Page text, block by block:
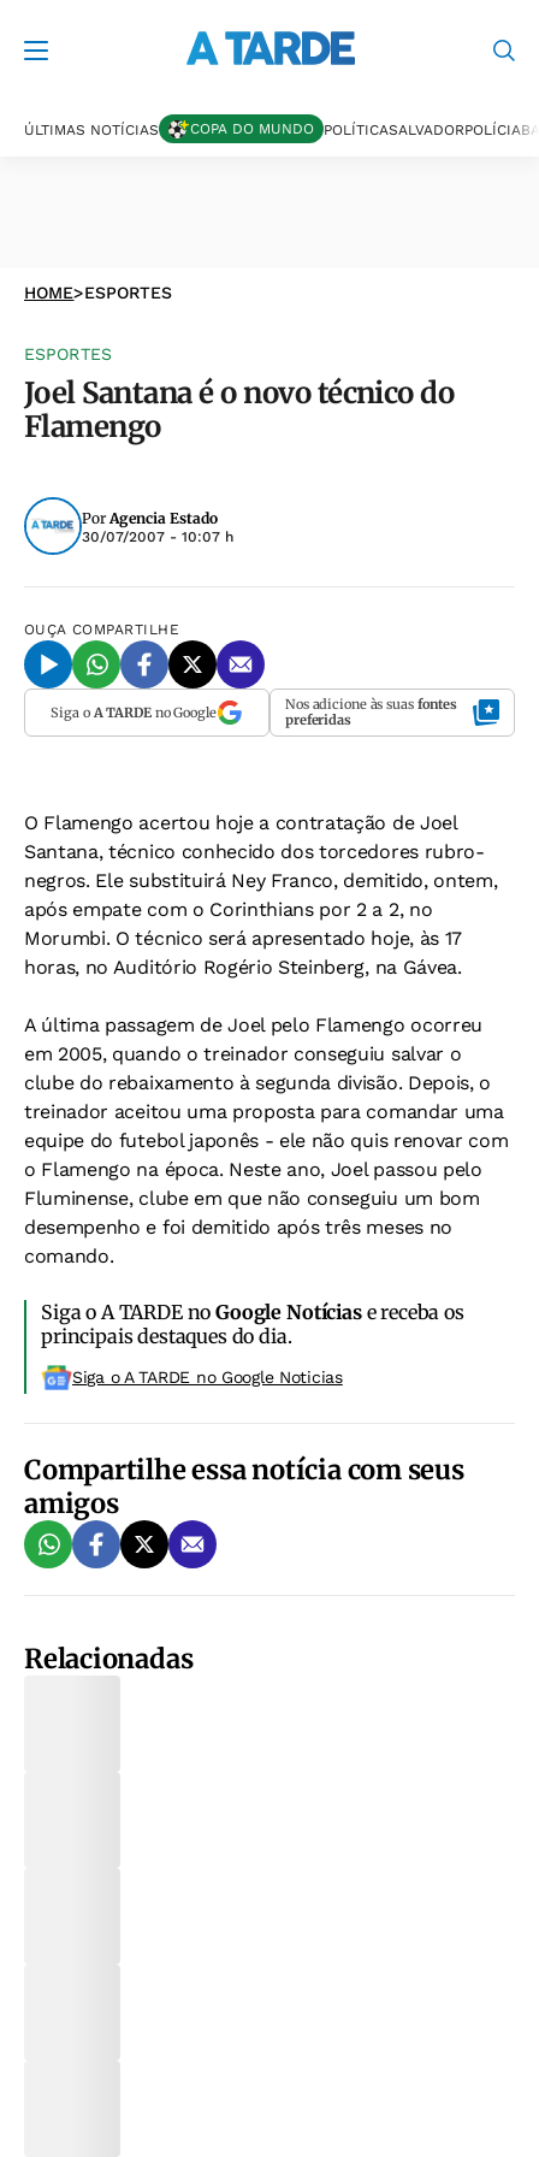
ÚLTIMAS NOTÍCIAS COPA DO MUNDO POLÍTICASALVADORPOLÍCIA
HOME>ESPORTES
ESPORTES
Joel Santana é o novo técnico do
Flamengo
PorAgencia Estado
30/07/2007 - 10:07 h
OUÇA COMPARTILHE
Siga o A TARDEno Google Nos adicione às suas fontes
preferidas
O Flamengo acertou hoje a contratação de Joel
Santana, técnico conhecido dos torcedores rubro-
negros. Ele substituirá Ney Franco, demitido, ontem,
após empate com o Corinthians por 2 a 2, no
Morumbi. O técnico será apresentado hoje, às 17
horas, no Auditório Rogério Steinberg, na Gávea.
A última passagem de Joel pelo Flamengo ocorreu
em 2005, quando o treinador conseguiu salvar o
clube do rebaixamento à segunda divisão. Depois, o
treinador aceitou uma proposta para comandar uma
equipe do futebol japonês - ele não quis renovar com
o Flamengo na época. Neste ano, Joel passou pelo
Fluminense, clube em que não conseguiu um bom
desempenho e foi demitido após três meses no
comando.
Siga o A TARDE noGoogle Notíciase receba os
principais destaques do dia.
Siga o A TARDE no Google Noticias
Compartilhe essa notícia com seus
amigos
Relacionadas